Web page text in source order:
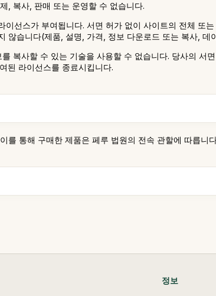
, 복사, 판매 또는 운영할 수 없습니다.
이선스가 부여됩니다. 서면 허가 없이 사이트의 전체
않습니다(제품, 설명, 가격, 정보 다운로드 또는 복사,
복사할 수 있는 기술을 사용할 수 없습니다. 당사의
된 라이선스를 종료시킵니다.
를 통해 구매한 제품은 페루 법원의 전속 관할에 따릅니
정보